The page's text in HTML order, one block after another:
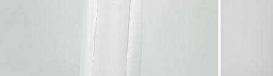
Mont & Kaban